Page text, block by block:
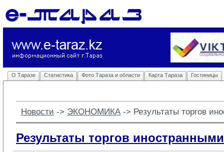
О Таразе Статистика Фото Тараза и области Карта Тараза Гостиницы
Новости -> ЭКОНОМИКА -> Результаты торгов
Результаты торгов